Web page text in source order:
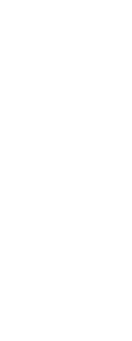
pour objectif d'aider
sont en
que de la durée de
corps humain est
l'organisme. Après
Cela suppose